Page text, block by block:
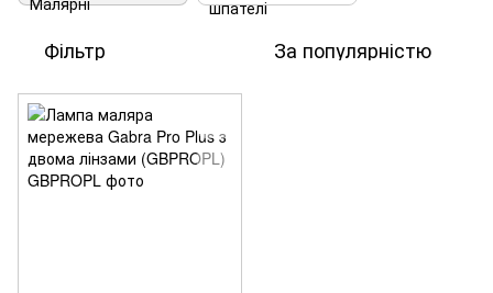
Фільтр За популярністю